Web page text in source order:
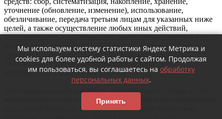
уточнение (обновление, изменение), использование,
обезличивание, передача третьим лицам для указанных ниже
целей, а также осуществление любых иных действий,
предусмотренных действующим законодательством РФ как
неавтоматизированными, так и автоматизированными
способами. Согласие Пользователя на обработку
персональных данных является конкретным,
информированным и сознательным.
Настоящее согласие действует до момента его отзыва путем
направления соответствующего уведомления на электронный
адрес info@dvkspb.ru. В случае отзыва мною согласия на
Мы используем систему статистики Яндекс Метрика и
cookies для более удобной работы с сайтом. Продолжая
им пользоваться, вы соглашаетесь на обработку
персональных данных.
Принять